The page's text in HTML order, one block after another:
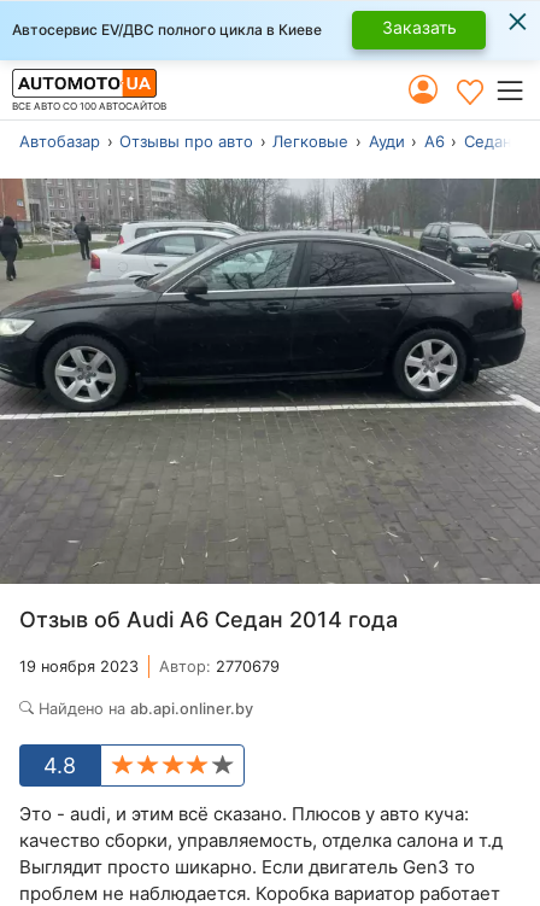
Автосервис EV/ДВС полного цикла в Киеве Заказать ×
ВСЕ АВТО СО 100 АВТОСАЙТОВ
Автобазар Отзывы про авто Легковые Ауди А6 Седан
Отзыв об Audi A6 Седан 2014 года
19 ноября 2023 Автор: 2770679
Найдено на ab.api.onliner.by
4.8
Это - audi, и этим всё сказано. Плюсов у авто куча:
качество сборки, управляемость, отделка салона и т.д
Выглядит просто шикарно. Если двигатель Gen3 то
проблем не наблюдается. Коробка вариатор работает